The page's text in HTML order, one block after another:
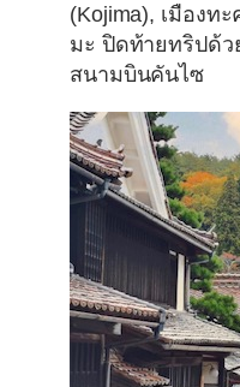
(Kojima), เมืองท
มะ ปิดท้ายทริปด้ว
สนามบินคันไซ